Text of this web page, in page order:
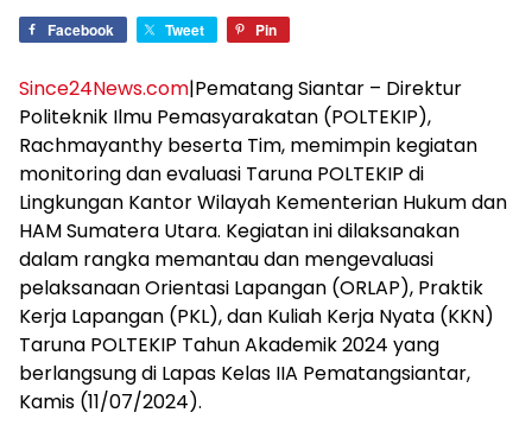
Facebook Tweet Pin
Since24News.com|Pematang Siantar – Direktur
Politeknik Ilmu Pemasyarakatan (POLTEKIP),
Rachmayanthy beserta Tim, memimpin kegiatan
monitoring dan evaluasi Taruna POLTEKIP di
Lingkungan Kantor Wilayah Kementerian Hukum dan
HAM Sumatera Utara. Kegiatan ini dilaksanakan
dalam rangka memantau dan mengevaluasi
pelaksanaan Orientasi Lapangan (ORLAP), Praktik
Kerja Lapangan (PKL), dan Kuliah Kerja Nyata (KKN)
Taruna POLTEKIP Tahun Akademik 2024 yang
berlangsung di Lapas Kelas IIA Pematangsiantar,
Kamis (11/07/2024).